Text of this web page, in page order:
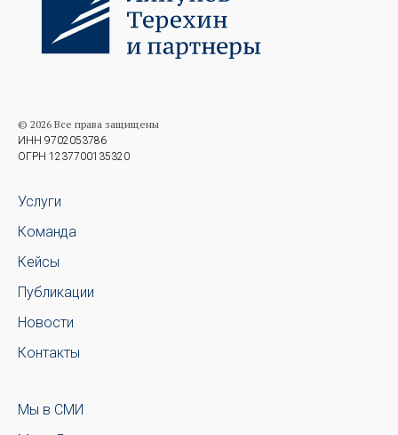
© 2026 Все права защищены
ИНН 9702053786
ОГРН 1237700135320
Услуги
Команда
Кейсы
Публикации
Новости
Контакты
Мы в СМИ